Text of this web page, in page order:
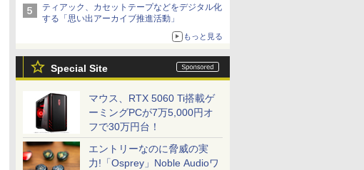
ティアック、カセットテープなどをデジタル化
する「思い出アーカイブ推進活動」
もっと見る
Special Site
マウス、RTX 5060 Ti搭載ゲ
ーミングPCが7万5,000円オ
フで30万円台！
エントリーなのに脅威の実
力!「Osprey」Noble Audioワ